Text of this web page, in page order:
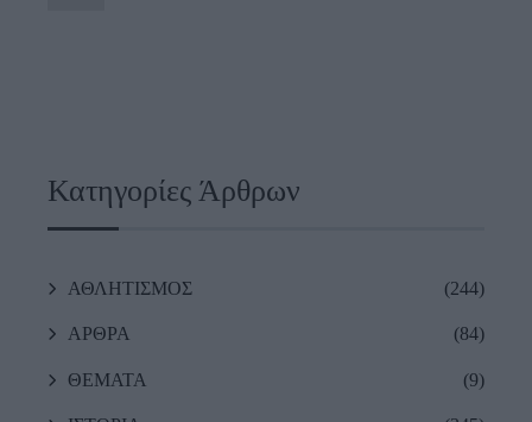
Κατηγορίες Άρθρων
ΑΘΛΗΤΙΣΜΟΣ (244)
ΑΡΘΡΑ (84)
ΘΕΜΑΤΑ (9)